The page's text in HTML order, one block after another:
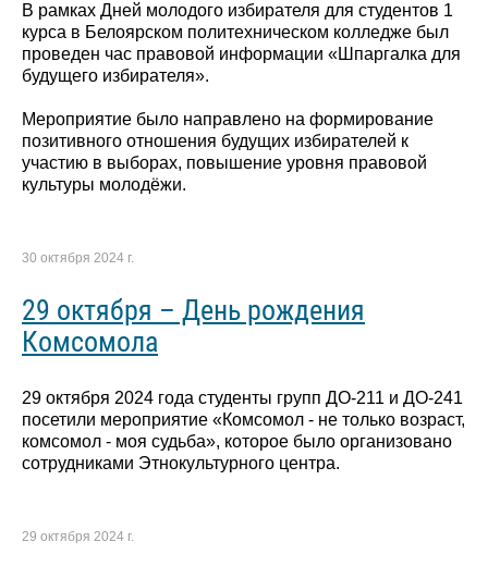
В рамках Дней молодого избирателя для студентов 1
курса в Белоярском политехническом колледже был
проведен час правовой информации «Шпаргалка для
будущего избирателя».
Мероприятие было направлено на формирование
позитивного отношения будущих избирателей к
участию в выборах, повышение уровня правовой
культуры молодёжи.
30 октября 2024 г.
29 октября – День рождения
Комсомола
29 октября 2024 года студенты групп ДО-211 и ДО-241
посетили мероприятие «Комсомол - не только возраст,
комсомол - моя судьба», которое было организовано
сотрудниками Этнокультурного центра.
29 октября 2024 г.